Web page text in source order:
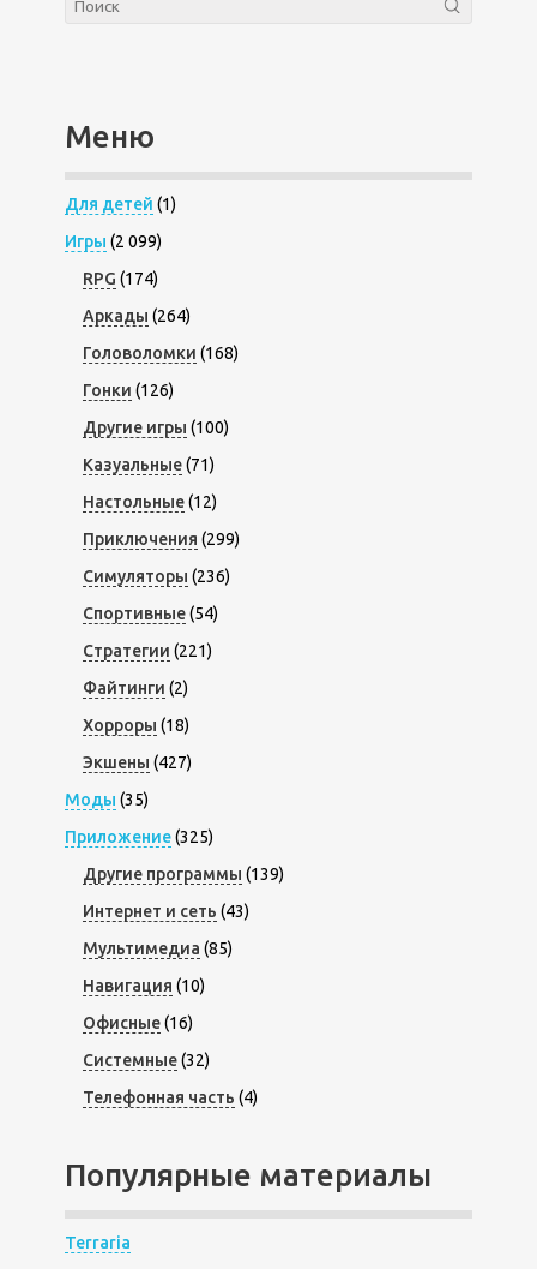
Меню
Для детей (1)
Игры (2 099)
RPG (174)
Аркады (264)
Головоломки (168)
Гонки (126)
Другие игры (100)
Казуальные(71)
Настольные(12)
Приключения (299)
Симуляторы (236)
Спортивные(54)
Стратегии (221)
Файтинги (2)
Хорроры (18)
Экшены (427)
Моды (35)
Приложение(325)
Другие программы (139)
Интернет и сеть (43)
Мультимедиа (85)
Навигация (10)
Офисные(16)
Системные(32)
Телефонная часть (4)
Популярные материалы
Terraria